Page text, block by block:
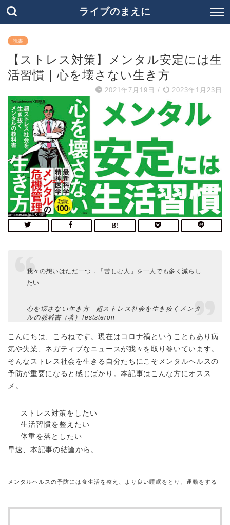
ライブのまえに
読書
【ストレス対策】メンタル安定には生
活習慣｜心を壊さない生き方
2021年7月19日 / 2023年1月23日
我々の想いはただ一つ．「苦しむ人」を一人でも多く減らし
たい
心を壊さない生き方 超ストレス社会を生き抜くメンタ
ルの教科書（著）Teststeron
こんにちは、ころねです。現在はコロナ禍ということもあり病
気や失業、ネガティブなニュースが我々を取り巻いています。
そんなストレス社会を生きる自分たちにこそメンタルヘルスの
予防が重要になると感じばかり。本記事はこんな方にオスス
メ。
ストレス対策をしたい
生活習慣を整えたい
体重を落としたい
早速、本記事の結論から。
メンタルヘルスの予防には食生活を整え、より良い睡眠をとり、 運動をする